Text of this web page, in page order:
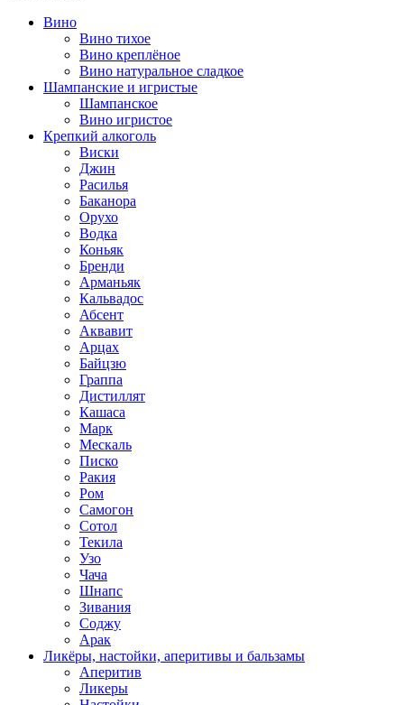
Вино
Вино тихое
Вино креплёное
Вино натуральное сладкое
Шампанские и игристые
Шампанское
Вино игристое
Крепкий алкоголь
Виски
Джин
Расилья
Баканора
Орухо
Водка
Коньяк
Бренди
Арманьяк
Кальвадос
Абсент
Аквавит
Арцах
Байцзю
Граппа
Дистиллят
Кашаса
Марк
Мескаль
Писко
Ракия
Ром
Самогон
Сотол
Текила
Узо
Чача
Шнапс
Зивания
Соджу
Арак
Ликёры, настойки, аперитивы и бальзамы
Аперитив
Ликеры